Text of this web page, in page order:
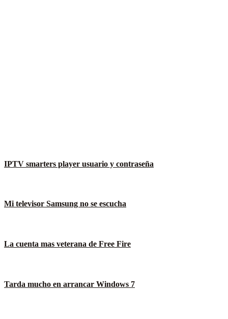
IPTV smarters player usuario y contraseña
Mi televisor Samsung no se escucha
La cuenta mas veterana de Free Fire
Tarda mucho en arrancar Windows 7